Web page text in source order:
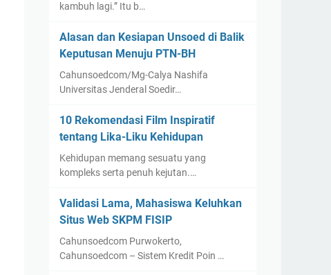
kambuh lagi.” Itu b…
Alasan dan Kesiapan Unsoed di Balik
Keputusan Menuju PTN-BH
Cahunsoedcom/Mg-Calya Nashifa
Universitas Jenderal Soedir…
10 Rekomendasi Film Inspiratif
tentang Lika-Liku Kehidupan
Kehidupan memang sesuatu yang
kompleks serta penuh kejutan.…
Validasi Lama, Mahasiswa Keluhkan
Situs Web SKPM FISIP
Cahunsoedcom Purwokerto,
Cahunsoedcom – Sistem Kredit Poin …